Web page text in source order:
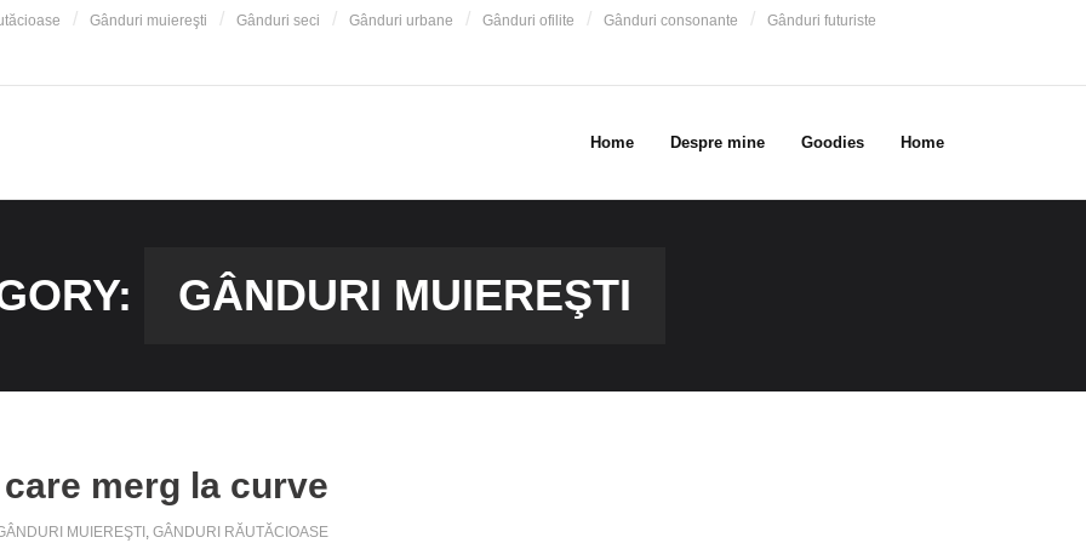
Gânduri muiereşti Gânduri seci Gânduri urbane Gânduri ofilite Gânduri consonante Gânduri futuriste
Home Despre mine Goodies Home
GÂNDURI MUIEREŞTI
merg la curve
MUIEREŞTI , GÂNDURI RĂUTĂCIOASE